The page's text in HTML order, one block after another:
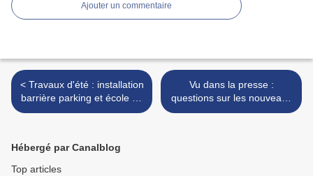
Ajouter un commentaire
< Travaux d'été : installation
barrière parking et école du
bas - Eté 2015
Vu dans la presse :
questions sur les nouveaux
cours de morale à l'école
Hébergé par Canalblog
Top articles